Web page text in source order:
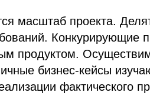
масштаб проекта.
Конкурирующие
продуктом.
бизнес-кейсы
фактического